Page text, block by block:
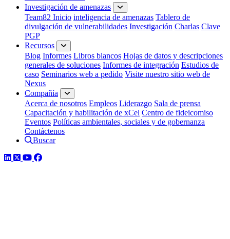
Investigación de amenazas
Team82 Inicio inteligencia de amenazas Tablero de
divulgación de vulnerabilidades Investigación Charlas Clave
PGP
Recursos
Blog Informes Libros blancos Hojas de datos y descripciones
generales de soluciones Informes de integración Estudios de
caso Seminarios web a pedido Visite nuestro sitio web de
Nexus
Compañía
Acerca de nosotros Empleos Liderazgo Sala de prensa
Capacitación y habilitación de xCel Centro de fideicomiso
Eventos Políticas ambientales, sociales y de gobernanza
Contáctenos
Buscar
LinkedIn
TwitterYouTube
Facebook